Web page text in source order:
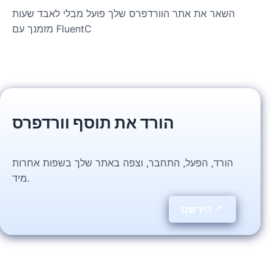
השאר את אתר הוורדפרס שלך פועל מבלי לאבד שעות
מזמנך עם FluentC
הורד את תוסף וורדפרס
הורד, הפעל, התחבר, וצפה באתר שלך בשפות אחרות
מיד.
הירשם